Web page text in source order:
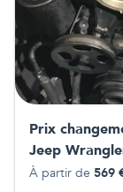
Prix
Jeep
À partir de 569